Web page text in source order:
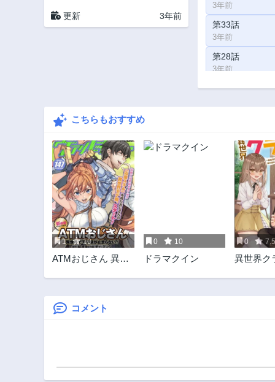
更新 3年前
3年前
第33話
3年前
第28話
3年前
第23話
第13話
こちらもおすすめ
1 10
ATMおじさん 異世
0 10
ドラマクイン
0
異世界ク
コメント